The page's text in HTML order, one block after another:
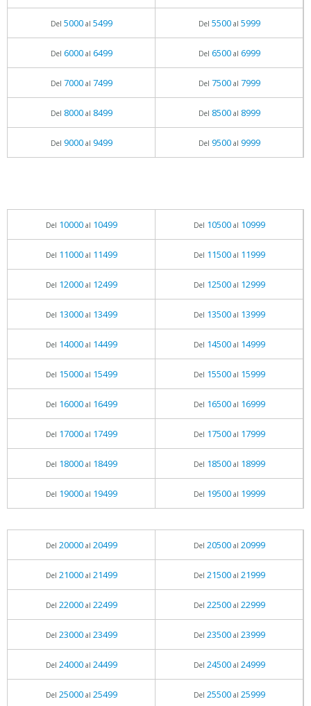
Del 5000al 5499 Del 5500al 5999
Del 6000al 6499 Del 6500al 6999
Del 7000al 7499 Del 7500al 7999
Del 8000al 8499 Del 8500al 8999
Del 9000al 9499 Del 9500al 9999
Del 10000al 10499 Del 10500al 10999
Del 11000al 11499 Del 11500al 11999
Del 12000al 12499 Del 12500al 12999
Del 13000al 13499 Del 13500al 13999
Del 14000al 14499 Del 14500al 14999
Del 15000al 15499 Del 15500al 15999
Del 16000al 16499 Del 16500al 16999
Del 17000al 17499 Del 17500al 17999
Del 18000al 18499 Del 18500al 18999
Del 19000al 19499 Del 19500al 19999
Del 20000al 20499 Del 20500al 20999
Del 21000al 21499 Del 21500al 21999
Del 22000al 22499 Del 22500al 22999
Del 23000al 23499 Del 23500al 23999
Del 24000al 24499 Del 24500al 24999
Del 25000al 25499 Del 25500al 25999